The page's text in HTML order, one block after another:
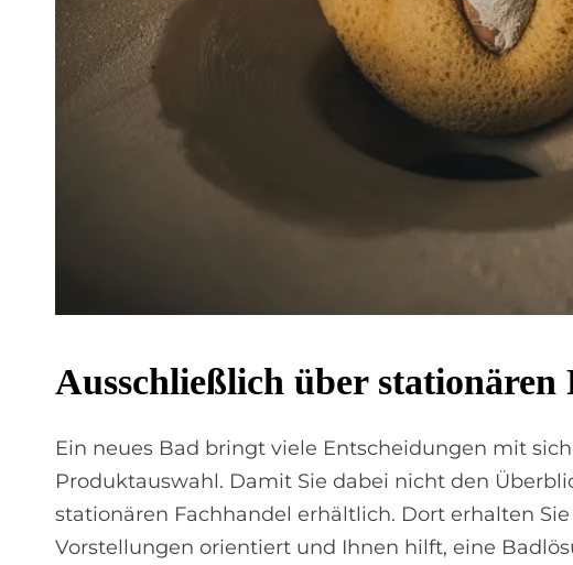
Aus­schließ­lich über
Ein neues Bad bringt viele Entscheidungen mit
Produktauswahl. Damit Sie dabei nicht den
stationären Fachhandel erhältlich. Dort erhalten
Vorstellungen orientiert und Ihnen hilft, eine